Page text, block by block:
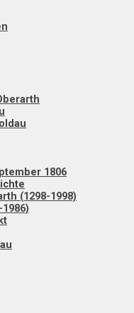
1806
(1298-1998)